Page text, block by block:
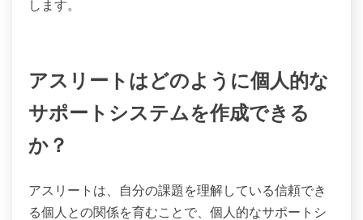
か？
ジティブな影響を与え、ストレスや不安レベルを低
し、リラクゼーションが促進され、集中力とパフォ
ーマンスが向上します。研究によれば、屋外で過ご
ルを低下させることが示されています。自然とのふ
れあいは、競技のプレッシャーに直面するアスリー